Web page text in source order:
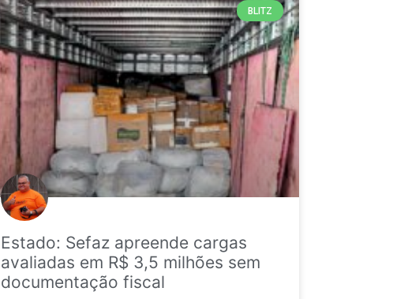
BLITZ
Estado: Sefaz apreende cargas
avaliadas em R$ 3,5 milhões sem
documentação fiscal